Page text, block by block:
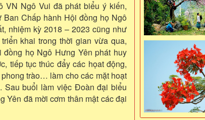
VN Ngô Vui đã phát biểu ý kiến,
Ban Chấp hành Hội đồng họ Ngô
nhiệm kỳ 2018 – 2023 cũng như
khai trong thời gian vừa qua,
họ Ngô Hưng Yên phát huy
tiếp tục thúc đẩy các họat động,
trào… làm cho các mặt hoạt
Sau buổi làm việc Đoàn đại biểu
Yên đã mời cơm thân mật các đại